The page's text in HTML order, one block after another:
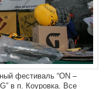
фестиваль “ON –
в п. Коуровка. Все